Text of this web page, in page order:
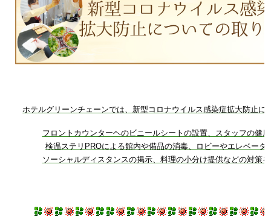
ホテルグリーンチェーンでは、新型コロナウイルス感染症拡大防止に
フロントカウンターヘのビニールシートの設置、スタッフの健
検温ステリPROによる館内や備品の消毒、ロビーやエレベータ
ソーシャルディスタンスの掲示、料理の小分け提供などの対策